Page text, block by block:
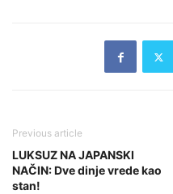
Previous article
LUKSUZ NA JAPANSKI
NAČIN: Dve dinje vrede kao
stan!